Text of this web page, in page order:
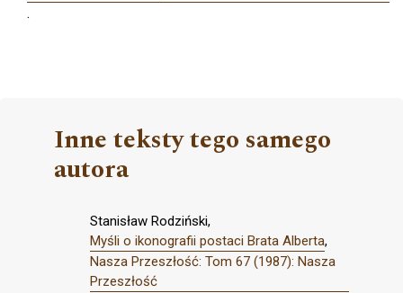
.
Inne teksty tego samego
autora
Stanisław Rodziński,
Myśli o ikonografii postaci Brata Alberta,
Nasza Przeszłość: Tom 67 (1987): Nasza
Przeszłość